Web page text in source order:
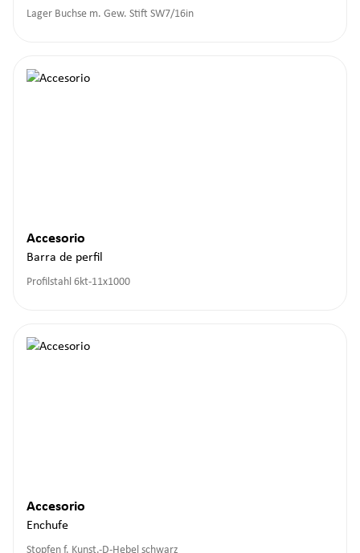
Lager Buchse m. Gew. Stift SW7/16in
Accesorio
Barra de perfil
Profilstahl 6kt-11x1000
Accesorio
Enchufe
Stopfen f. Kunst.-D-Hebel schwarz